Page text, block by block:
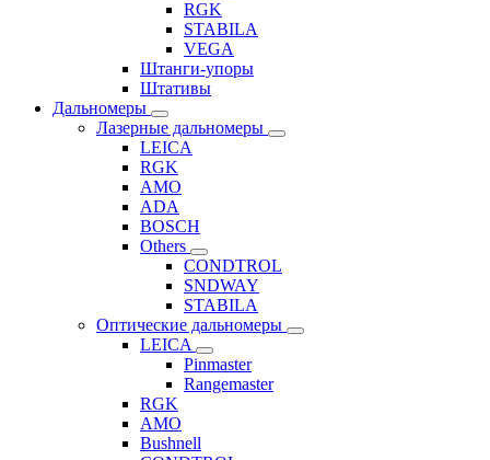
RGK
STABILA
VEGA
Штанги-упоры
Штативы
Дальномеры
Лазерные дальномеры
LEICA
RGK
AMO
ADA
BOSCH
Others
CONDTROL
SNDWAY
STABILA
Оптические дальномеры
LEICA
Pinmaster
Rangemaster
RGK
AMO
Bushnell